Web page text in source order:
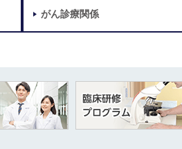
がん診療関係